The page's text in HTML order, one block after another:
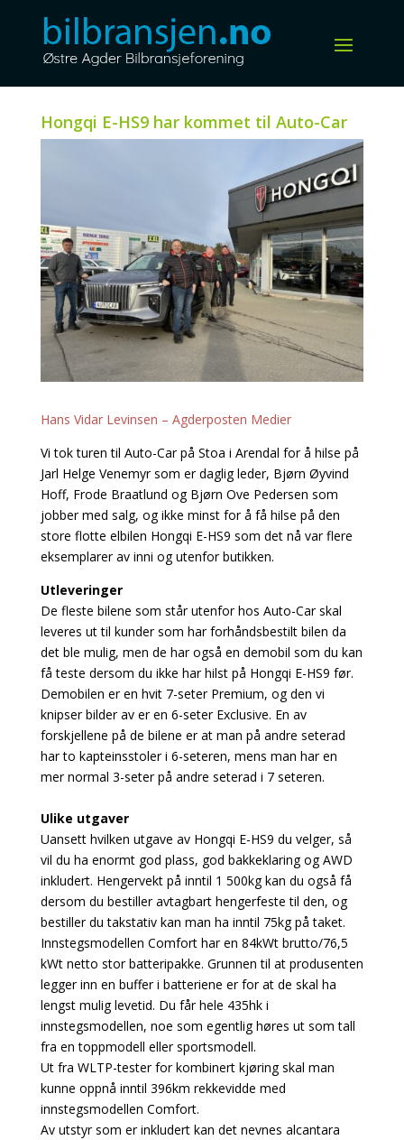
Hongqi E-HS9 har kommet til Auto-Car
Hans Vidar Levinsen – Agderposten Medier
Vi tok turen til Auto-Car på Stoa i Arendal for å hilse på
Jarl Helge Venemyr som er daglig leder, Bjørn Øyvind
Hoff, Frode Braatlund og Bjørn Ove Pedersen som
jobber med salg, og ikke minst for å få hilse på den
store flotte elbilen Hongqi E-HS9 som det nå var flere
eksemplarer av inni og utenfor butikken.
Utleveringer
De fleste bilene som står utenfor hos Auto-Car skal
leveres ut til kunder som har forhåndsbestilt bilen da
det ble mulig, men de har også en demobil som du kan
få teste dersom du ikke har hilst på Hongqi E-HS9 før.
Demobilen er en hvit 7-seter Premium, og den vi
knipser bilder av er en 6-seter Exclusive. En av
forskjellene på de bilene er at man på andre seterad
har to kapteinsstoler i 6-seteren, mens man har en
mer normal 3-seter på andre seterad i 7 seteren.
Ulike utgaver
Uansett hvilken utgave av Hongqi E-HS9 du velger, så
vil du ha enormt god plass, god bakkeklaring og AWD
inkludert. Hengervekt på inntil 1 500kg kan du også få
dersom du bestiller avtagbart hengerfeste til den, og
bestiller du takstativ kan man ha inntil 75kg på taket.
Innstegsmodellen Comfort har en 84kWt brutto/76,5
kWt netto stor batteripakke. Grunnen til at produsenten
legger inn en buffer i batteriene er for at de skal ha
lengst mulig levetid. Du får hele 435hk i
innstegsmodellen, noe som egentlig høres ut som tall
fra en toppmodell eller sportsmodell.
Ut fra WLTP-tester for kombinert kjøring skal man
kunne oppnå inntil 396km rekkevidde med
innstegsmodellen Comfort.
Av utstyr som er inkludert kan det nevnes alcantara